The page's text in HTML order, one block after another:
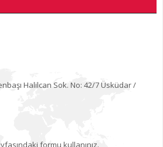
Halilcan Sok. No: 42/7 Üsküdar /
formu kullanınız.